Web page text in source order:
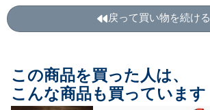
戻って買い物を続ける
この商品を買った人は、
こんな商品も買っています